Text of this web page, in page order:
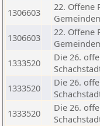
1306603
22. Offene
1306603
22. Offene
1333520
Die 26.
1333520
Die 26.
1333520
Die 26.